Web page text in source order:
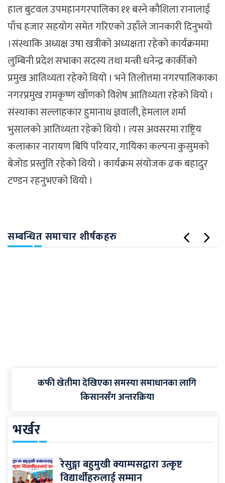
हाल बुटवल उपमहानगरपालिका ११ बस्ने कौशिला रानालाई
पाँच हजार सहयोग समेत गरिएको उहाँले जानकारी दिनुभयो
।संस्थाकि अध्यक्ष उषा खत्रीको अध्यक्षता रहेको कार्यक्रममा
लुम्बिनी प्रदेश सभाका सदस्य तथा मन्त्री धनेन्द्र कार्कीको
प्रमुख आतिथ्यता रहेको थियो । भने तिलोत्तमा नगरपालिकाका
नगरप्रमुख रामकृष्ण खाँणको विशेष आतिथ्यता रहेको थियो ।
संस्थाका सल्लाहकार हुमानाथ ज्ञवाली, हेमलाल शर्मा
भुसालको आतिथ्यता रहेको थियो । त्यस अवसरमा राष्ट्रिय
कलाकार नारायण बिपि परियार, गायिका कल्पना कुसुमको
बेजोड प्रस्तुति रहेको थियो । कार्यक्रम संयोजक ढक बहादुर
टण्डन रहनुभएको थियो ।
सम्बन्धित समाचार शीर्षकहरु
कफी खेतीमा देखिएका समस्या समाधानका लागि
किसानसँग अन्तरक्रिया
भर्खर
रेसुङ्गा बहुमुखी क्याम्पसद्वारा उत्कृष्ट
विद्यार्थीहरुलाई सम्मान